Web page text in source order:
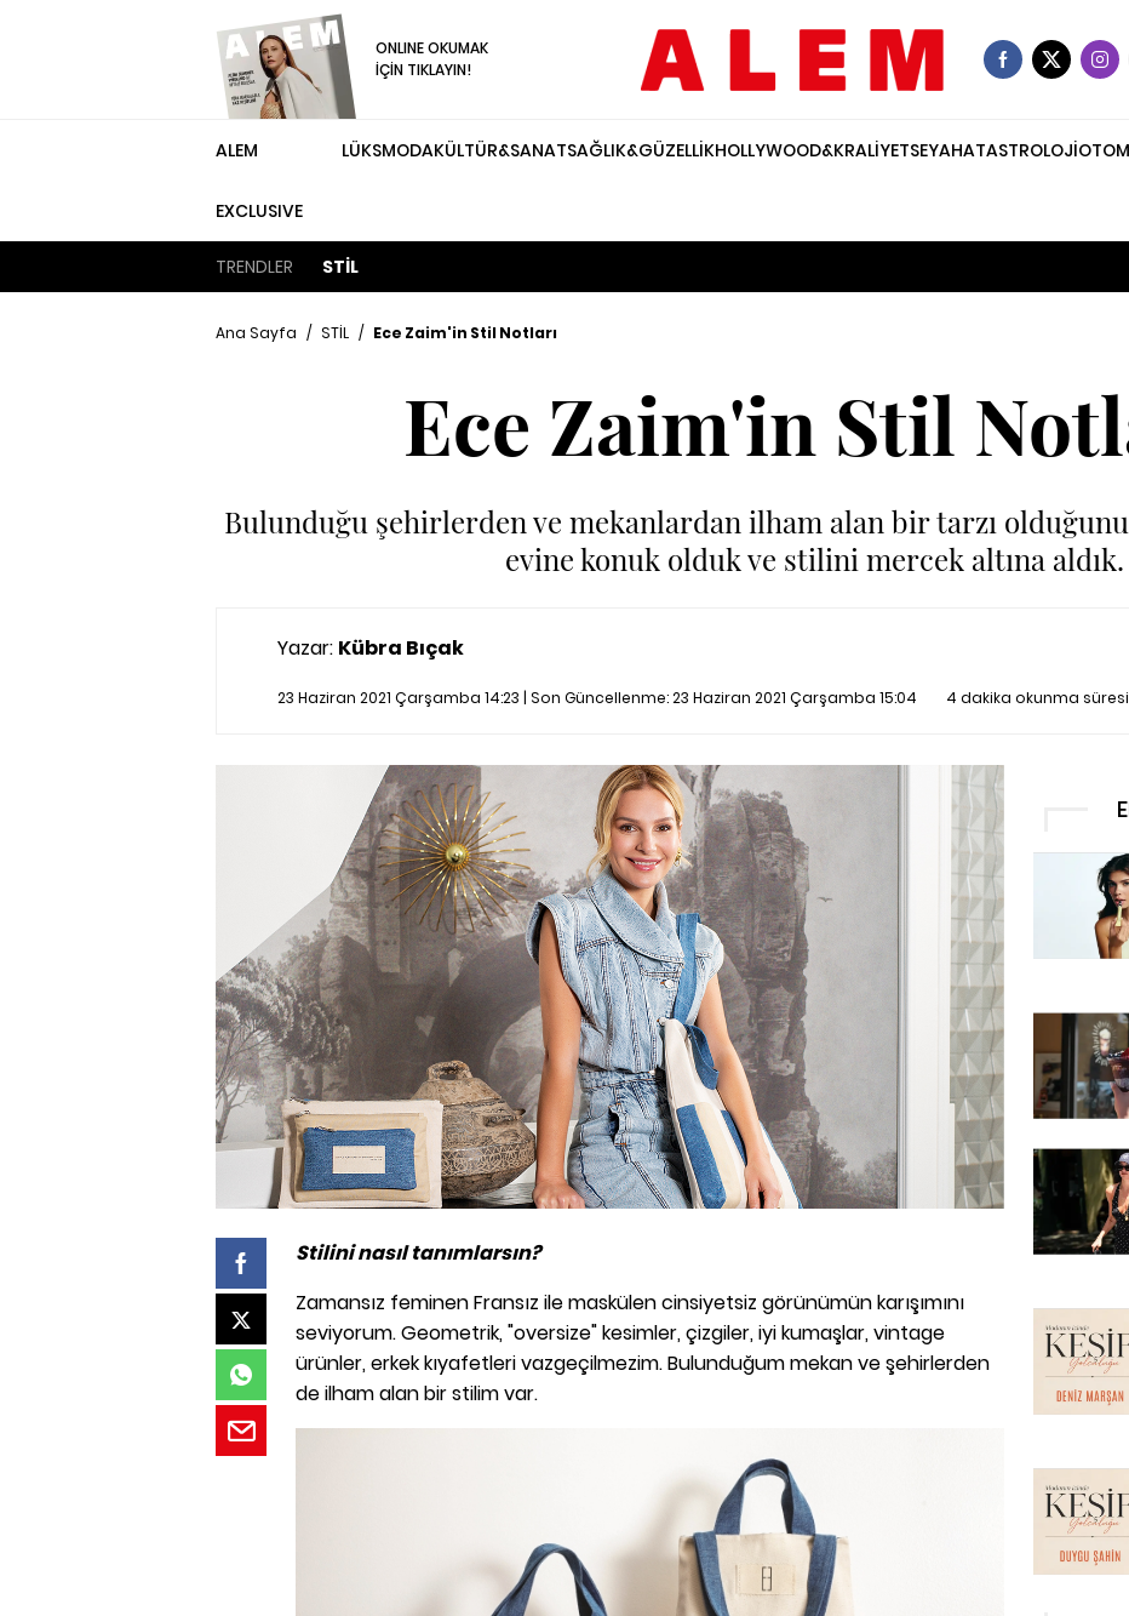
ONLINE OKUMAK
İÇİN TIKLAYIN!
ALEM
EXCLUSIVE
LÜKSMODAKÜLTÜR&SANATSAĞLIK&GÜZELLİKHOLLYWOOD&KRALİYETSEYAHATASTROLOJİ
TRENDLER STİL
Ana Sayfa / STİL / Ece Zaim'in Stil Notları
Ece Zaim'in Stil
Bulunduğu şehirlerden ve mekanlardan ilham alan bir tarzı
evine konuk olduk ve stilini mercek altına aldık.
Yazar: Kübra Bıçak
23 Haziran 2021 Çarşamba 14:23 | Son Güncellenme:23 Haziran 2021 Çarşamba 15:04 4 dakika okunma süresi
Stilini nasıl tanımlarsın?
Zamansız feminen Fransız ile maskülen cinsiyetsiz görünümün karışımını
seviyorum. Geometrik, "oversize" kesimler, çizgiler, iyi kumaşlar, vintage
ürünler, erkek kıyafetleri vazgeçilmezim. Bulunduğum mekan ve şehirlerden
de ilham alan bir stilim var.